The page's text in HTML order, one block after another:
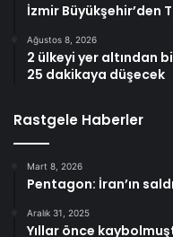
İzmir Büyükşehir’den
Ağustos 8, 2026
2 ülkeyi yer altından
25 dakikaya düşecek
Rastgele Haberler
Mart 8, 2026
Pentagon: İran’ın
Aralık 31, 2025
Yıllar önce